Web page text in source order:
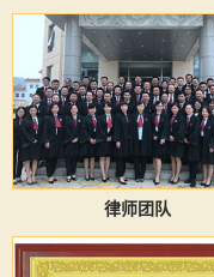
律师团队